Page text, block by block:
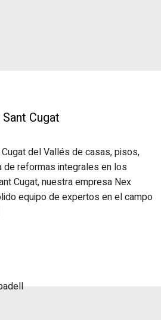
Cugat
del Vallés de casas, pisos,
de reformas integrales en los
Cugat, nuestra empresa Nex
equipo de expertos en el campo